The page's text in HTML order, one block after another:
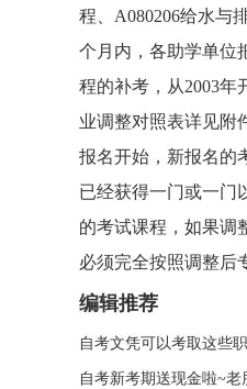
程、A080206给水与
个月内，各助学单位
程的补考，从2003年
业调整对照表详见附
报名开始，新报名的
已经获得一门或一门
的考试课程，如果调
必须完全按照调整后
编辑推荐
自考文凭可以考取这些
自考新考期送现金啦~老